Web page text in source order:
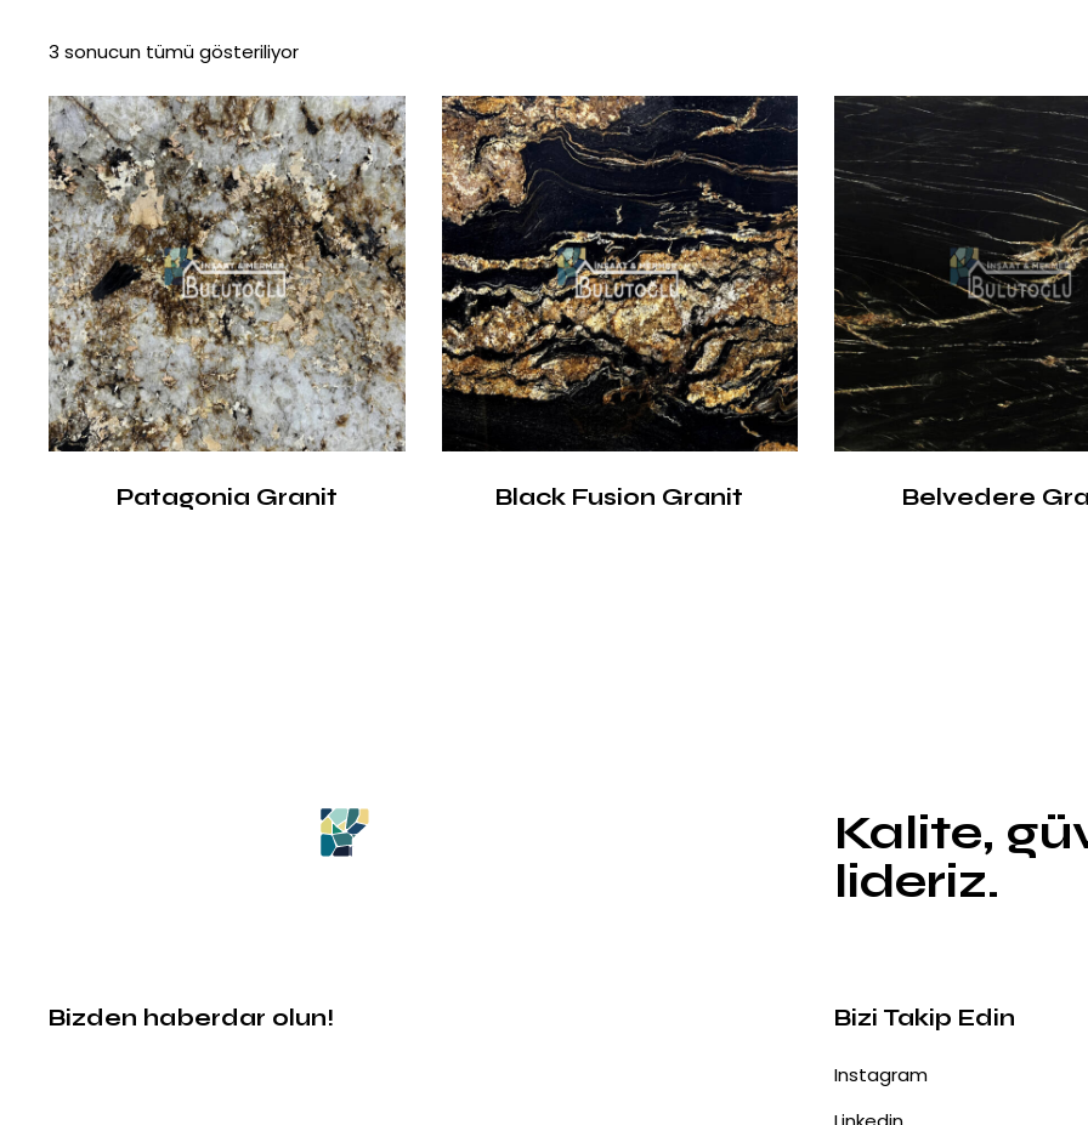
3 sonucun tümü gösteriliyor
Patagonia Granit Black Fusion Granit Belvedere
Kalite,
lideriz.
Bizden haberdar olun! Bizi Takip Edin
Instagram